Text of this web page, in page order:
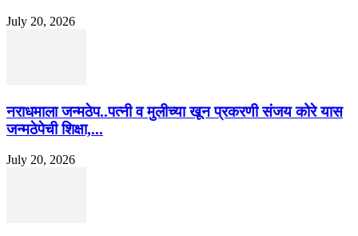
July 20, 2026
नराधमाला जन्मठेप..पत्नी व मुलीच्या खून प्रकरणी संजय कोरे यास
जन्मठेपेची शिक्षा,...
July 20, 2026